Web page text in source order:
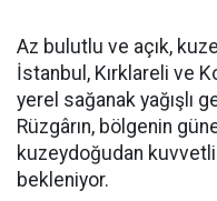
Az bulutlu ve açık,
İstanbul, Kırklareli ve
yerel sağanak yağışlı
Rüzgârın, bölgenin
kuzeydoğudan
bekleniyor.